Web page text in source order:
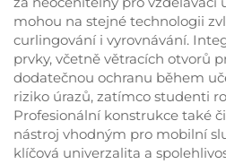
mohou na stejné technologii
curlingování i vyrovnávání.
prvky, včetně větracích otvorů
dodatečnou ochranu během
riziko úrazů, zatímco studenti
Profesionální konstrukce také
nástroj vhodným pro mobilní
klíčová univerzalita a